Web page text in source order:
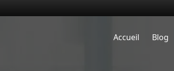
Accueil Blog